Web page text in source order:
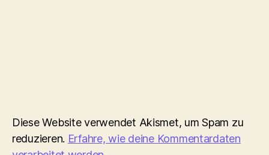
Diese Website verwendet Akismet, um Spam zu
reduzieren. Erfahre, wie deine Kommentardaten